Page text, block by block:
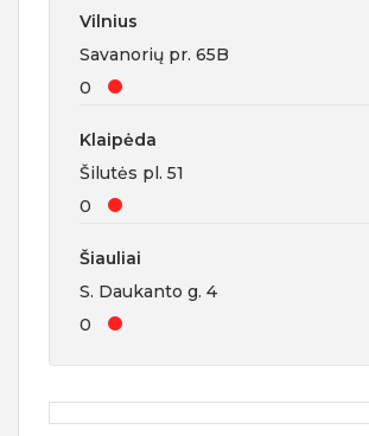
Vilnius
Savanorių pr. 65B
0
Klaipėda
Šilutės pl. 51
0
Šiauliai
S. Daukanto g. 4
0